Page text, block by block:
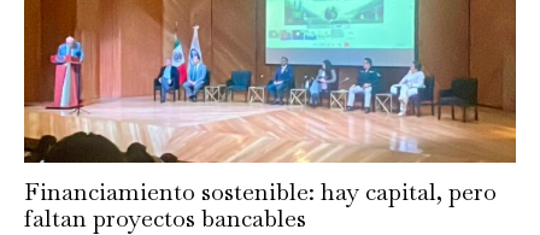
Financiamiento sostenible: hay capital, pero
faltan proyectos bancables